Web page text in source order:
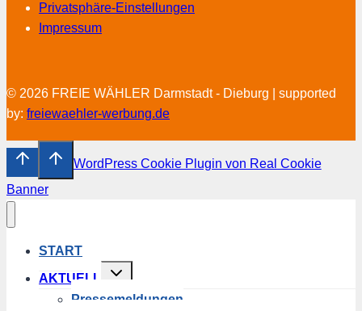
Privatsphäre-Einstellungen
Impressum
© 2026 FREIE WÄHLER Darmstadt - Dieburg | supported
by: freiewaehler-werbung.de
WordPress Cookie Plugin von Real Cookie
Banner
START
AKTUELL
Untermenü
umschalten
Pressemeldungen